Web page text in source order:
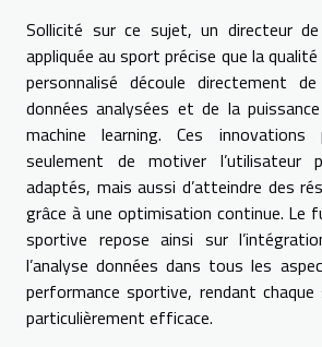
Sollicité sur ce sujet, un directeur
appliquée au sport précise que la
personnalisé découle directement
données analysées et de la
machine learning. Ces
seulement de motiver l’utilisateur
adaptés, mais aussi d’atteindre des
grâce à une optimisation continue. Le
sportive repose ainsi sur
l’analyse données dans tous les
performance sportive, rendant chaque
particulièrement efficace.